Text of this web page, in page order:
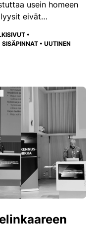
usein homeen
eivät…
•
SISÄPINNAT • UUTINEN